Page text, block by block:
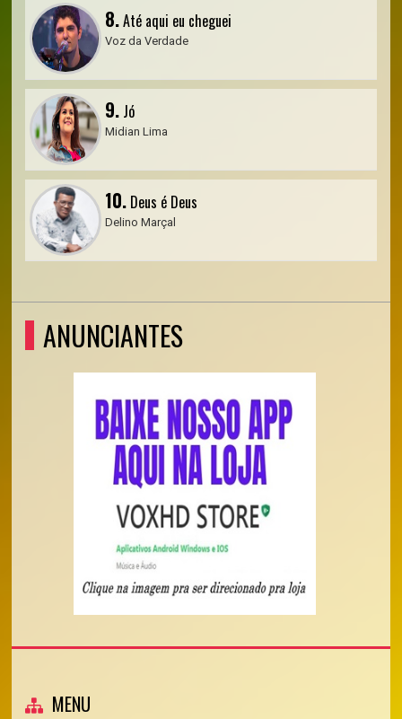
8.Até aqui eu cheguei
Voz da Verdade
9. Jó
Midian Lima
10. Deus é Deus
Delino Marçal
ANUNCIANTES
MENU